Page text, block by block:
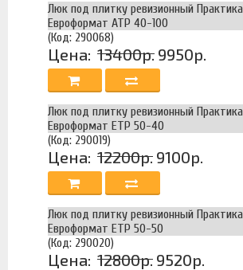
Люк под плитку ревизионный Практика
Евроформат АТР 40-100
(Код: 290068)
Цена: 13400р. 9950р.
Люк под плитку ревизионный Практика
Евроформат ЕТР 50-40
(Код: 290019)
Цена: 12200р. 9100р.
Люк под плитку ревизионный Практика
Евроформат ЕТР 50-50
(Код: 290020)
Цена: 12800р. 9520р.